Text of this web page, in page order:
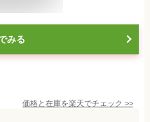
みる
価格と在庫を楽天でチェック >>